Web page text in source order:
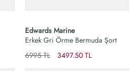
Edwards Marine
Erkek Gri Örme Bermuda Şort
6995 TL
3497.50 TL